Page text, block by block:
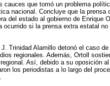
que tomó un problema
nacional. Concluye que la prensa
del estado al gobierno de Enrique
si la prensa extra estatal
Trinidad Alamillo detonó el caso
regionales. Además, Ortoll
Así, debido a su oposición
los periodistas a lo largo del